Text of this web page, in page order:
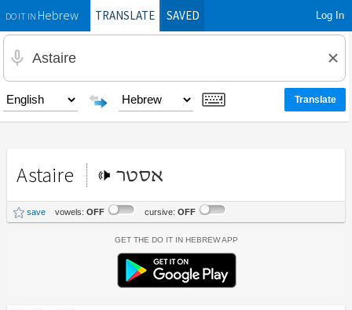
DO IT INHebrewTRANSLATE SAVED Log In
Astaire אסטר
save vowels: OFF cursive: OFF
Get the Do It In Hebrew App